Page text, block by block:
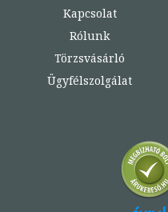
Kapcsolat
Rólunk
Törzsvásárló
Ügyfélszolgálat